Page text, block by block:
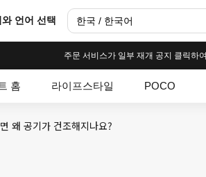
와 언어 선택 한국 / 한국어
주문 서비스가 일부 재개 공지 클릭하
홈 라이프스타일 POCO
왜 공기가 건조해지나요?